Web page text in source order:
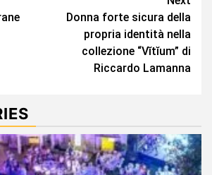
Donna forte sicura della
propria identità nella
collezione “Vĭtĭum” di
Riccardo Lamanna